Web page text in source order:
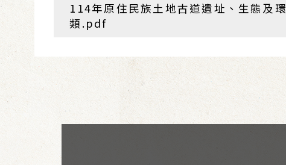
114年原住民族土地古道遺址、生態及
類.pdf